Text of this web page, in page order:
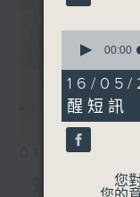
01/08/2026
知識會社
1
minute,
7
00:00
16/
醒短訊
您